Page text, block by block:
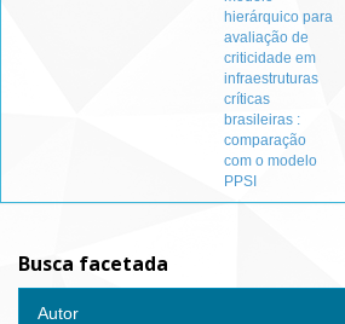
hierárquico para
avaliação de
criticidade em
infraestruturas
críticas
brasileiras :
comparação
com o modelo
PPSI
Busca facetada
Autor